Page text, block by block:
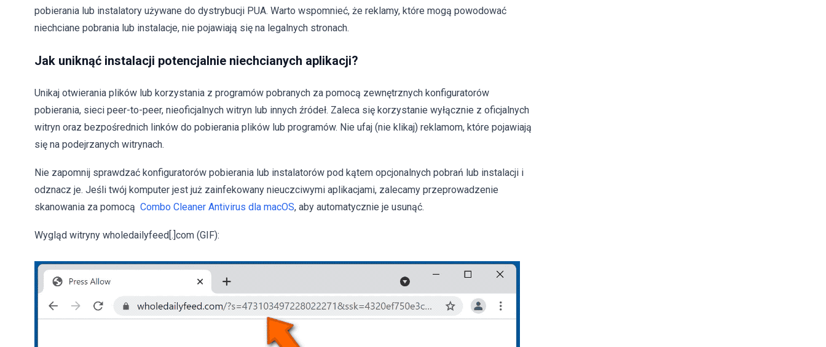
pobierania lub instalatory używane do dystrybucji PUA. Warto wspomnieć, że reklamy, które mogą powodować
niechciane pobrania lub instalacje, nie pojawiają się na legalnych stronach.
Jak uniknąć instalacji potencjalnie niechcianych aplikacji?
Unikaj otwierania plików lub korzystania z programów pobranych za pomocą zewnętrznych konfiguratorów
pobierania, sieci peer-to-peer, nieoficjalnych witryn lub innych źródeł. Zaleca się korzystanie wyłącznie z oficjalnych
witryn oraz bezpośrednich linków do pobierania plików lub programów. Nie ufaj (nie klikaj) reklamom, które pojawiają
się na podejrzanych witrynach.
Nie zapomnij sprawdzać konfiguratorów pobierania lub instalatorów pod kątem opcjonalnych pobrań lub instalacji i
odznacz je. Jeśli twój komputer jest już zainfekowany nieuczciwymi aplikacjami, zalecamy przeprowadzenie
skanowania za pomocą Combo Cleaner Antivirus dla macOS, aby automatycznie je usunąć.
Wygląd witryny wholedailyfeed[.]com (GIF):